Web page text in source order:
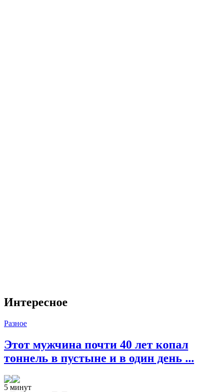
Интересное
Разное
Этот мужчина почти 40 лет копал
тоннель в пустыне и в один день ...
5 минут